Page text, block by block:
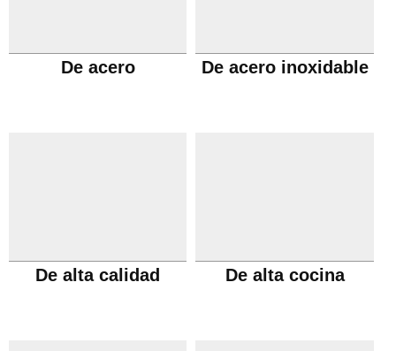
De acero De acero inoxidable
De alta calidad De alta cocina